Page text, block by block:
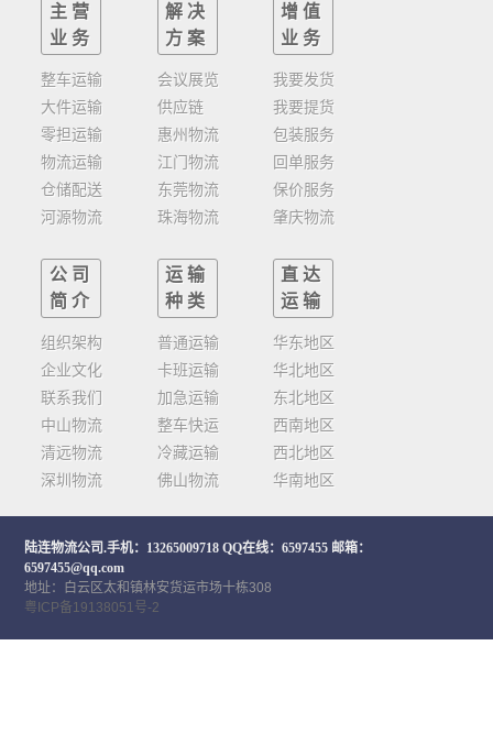
主营
业务
整车运输
大件运输
零担运输
物流运输
仓储配送
河源物流
解决
方案
会议展览
供应链
惠州物流
江门物流
东莞物流
珠海物流
增值
业务
我要发货
我要提货
包装服务
回单服务
保价服务
肇庆物流
公司
简介
组织架构
企业文化
联系我们
中山物流
清远物流
深圳物流
运输
种类
普通运输
卡班运输
加急运输
整车快运
冷藏运输
佛山物流
直达
运输
华东地区
华北地区
东北地区
西南地区
西北地区
华南地区
陆连物流公司.手机：13265009718 QQ在线：6597455 邮箱：
6597455@qq.com
地址：白云区太和镇林安货运市场十栋308
粤ICP备19138051号-2